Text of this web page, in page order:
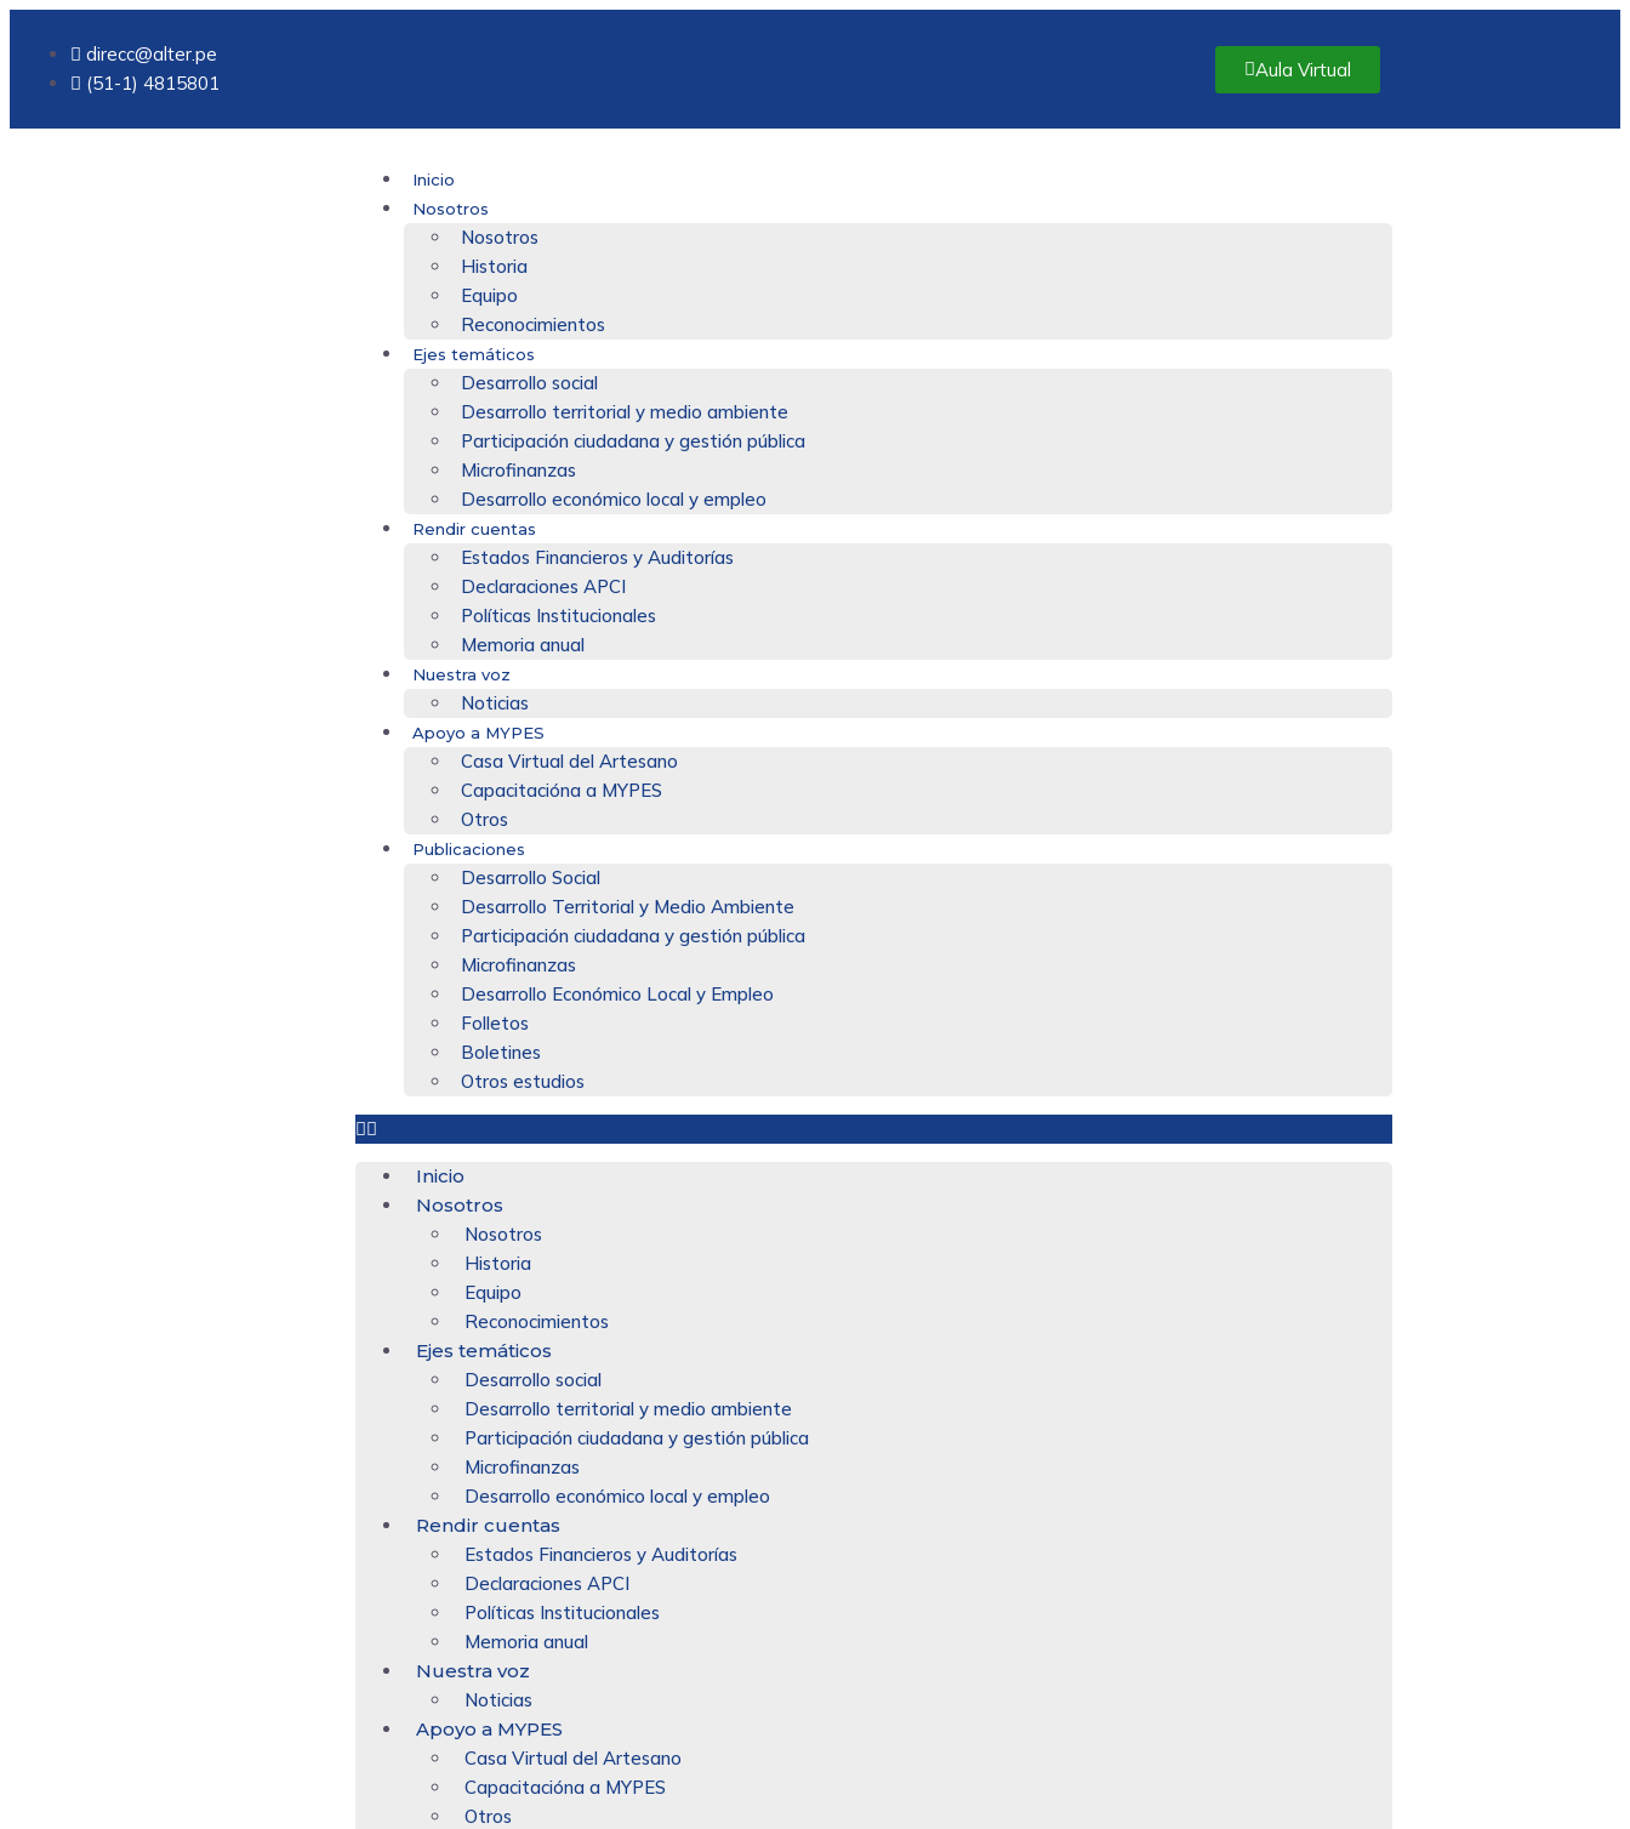
direcc@alter.pe
(51-1) 4815801
Aula Virtual
Inicio
Nosotros
Nosotros
Historia
Equipo
Reconocimientos
Ejes temáticos
Desarrollo social
Desarrollo territorial y medio ambiente
Participación ciudadana y gestión pública
Microfinanzas
Desarrollo económico local y empleo
Rendir cuentas
Estados Financieros y Auditorías
Declaraciones APCI
Políticas Institucionales
Memoria anual
Nuestra voz
Noticias
Apoyo a MYPES
Casa Virtual del Artesano
Capacitacióna a MYPES
Otros
Publicaciones
Desarrollo Social
Desarrollo Territorial y Medio Ambiente
Participación ciudadana y gestión pública
Microfinanzas
Desarrollo Económico Local y Empleo
Folletos
Boletines
Otros estudios
Inicio
Nosotros
Nosotros
Historia
Equipo
Reconocimientos
Ejes temáticos
Desarrollo social
Desarrollo territorial y medio ambiente
Participación ciudadana y gestión pública
Microfinanzas
Desarrollo económico local y empleo
Rendir cuentas
Estados Financieros y Auditorías
Declaraciones APCI
Políticas Institucionales
Memoria anual
Nuestra voz
Noticias
Apoyo a MYPES
Casa Virtual del Artesano
Capacitacióna a MYPES
Otros